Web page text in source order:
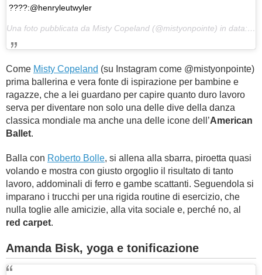
????:@henryleutwyler
Una foto pubblicata da Misty Copeland (@mistyonpointe) in data:11
Come Misty Copeland (su Instagram come @mistyonpointe)
prima ballerina e vera fonte di ispirazione per bambine e
ragazze, che a lei guardano per capire quanto duro lavoro
serva per diventare non solo una delle dive della danza
classica mondiale ma anche una delle icone dell’American
Ballet.
Balla con Roberto Bolle, si allena alla sbarra, piroetta quasi
volando e mostra con giusto orgoglio il risultato di tanto
lavoro, addominali di ferro e gambe scattanti. Seguendola si
imparano i trucchi per una rigida routine di esercizio, che
nulla toglie alle amicizie, alla vita sociale e, perché no, al
red carpet.
Amanda Bisk, yoga e tonificazione